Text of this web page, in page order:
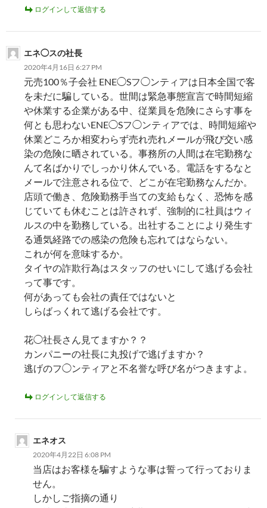
ログインして返信する
エネ◯スの社長
2020年4月16日 6:27 PM
元売100％子会社 ENE◯Sフ◯ンティアは日本全国で客
を未だに騙している。世間は緊急事態宣言で時間短縮
や休業する企業がある中、従業員を危険にさらす事を
何とも思わないENE◯Sフ◯ンティアでは、時間短縮や
休業どころか相変わらず売れ売れメールが飛び交い感
染の危険に晒されている。事務所の人間は在宅勤務な
んて名ばかりでしっかり休んでいる。電話をするなと
メールで注意される位で、どこが在宅勤務なんだか。
店頭で働き、危険勤務手当ての支給もなく、恐怖を感
じていても休むことは許されず、強制的に社員はウィ
ルスの中を勤務している。出社することにより発生す
る通気経路での感染の危険も忘れてはならない。
これが何を意味するか。
タイヤの詐欺行為はスタッフのせいにして逃げる会社
って事です。
何があっても会社の責任ではないと
しらばっくれて逃げる会社です。
花◯社長さん見てますか？？
カンパニーの社長に丸投げで逃げますか？
逃げのフ◯ンティアと不名誉な呼び名がつきますよ。
ログインして返信する
エネオス
2020年4月22日 6:08 PM
当店はお客様を騙すような事は誓って行っておりま
せん。
しかしご指摘の通り